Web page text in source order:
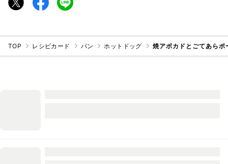
TOP レシピカード パン ホットドッグ 焼アボカドとごてあらポ